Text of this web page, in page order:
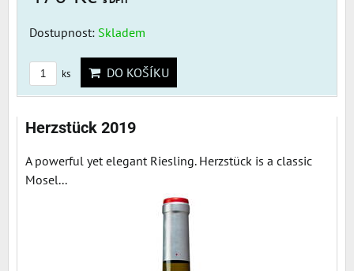
Dostupnost: Skladem
ks DO KOŠÍKU
Herzstück 2019
A powerful yet elegant Riesling. Herzstück is a classic
Mosel...